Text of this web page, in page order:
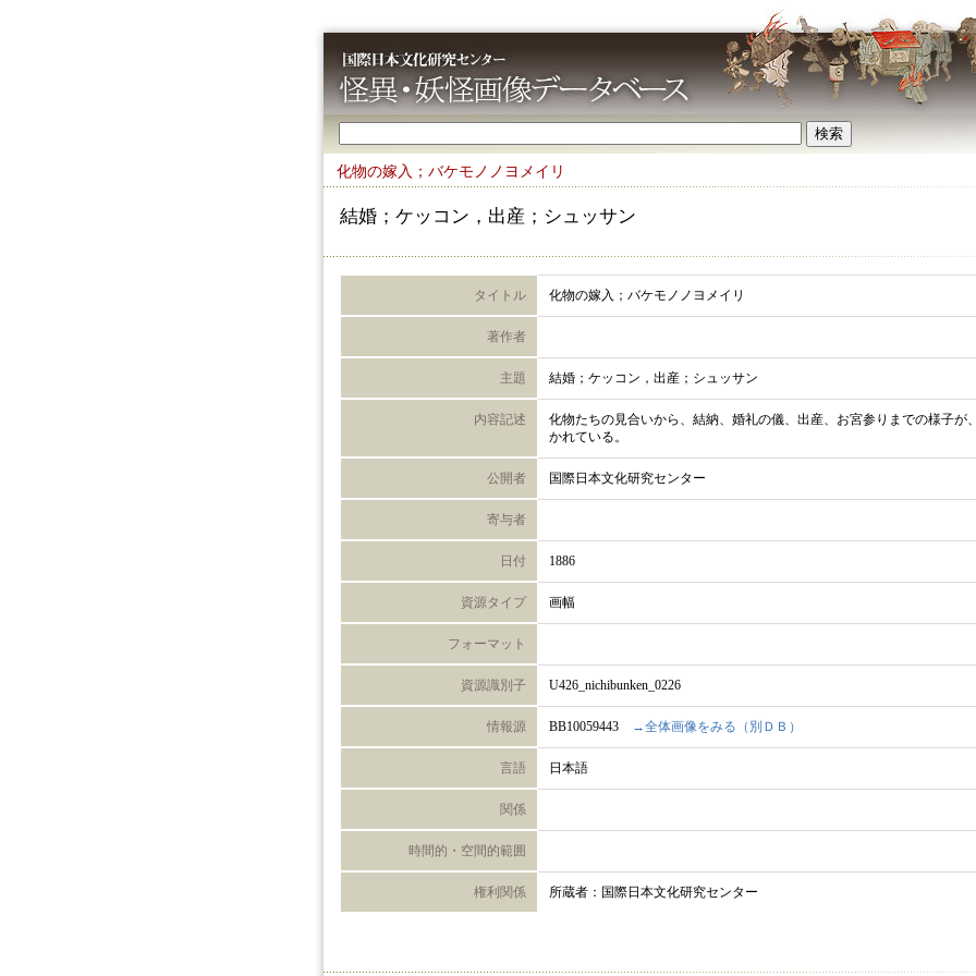
化物の嫁入；バケモノノヨメイリ
結婚；ケッコン，出産；シュッサン
タイトル 化物の嫁入；バケモノノヨメイリ
著作者
主題 結婚；ケッコン，出産；シュッサン
内容記述
化物たちの見合いから、結納、婚礼の儀、出産、お宮参りまでの様子が
かれている。
公開者 国際日本文化研究センター
寄与者
日付 1886
資源タイプ 画幅
フォーマット
資源識別子 U426_nichibunken_0226
情報源 BB10059443 →全体画像をみる（別ＤＢ）
言語 日本語
関係
時間的・空間的範囲
権利関係 所蔵者：国際日本文化研究センター